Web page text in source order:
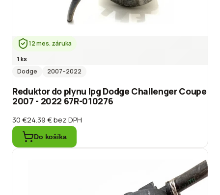
12 mes. záruka
1 ks
Dodge
2007–2022
Reduktor do plynu lpg Dodge Challenger Coupe
2007 - 2022 67R-010276
30 €24.39 €bez DPH
Do košíka